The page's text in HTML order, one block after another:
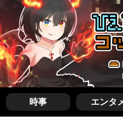
時事 エンタ